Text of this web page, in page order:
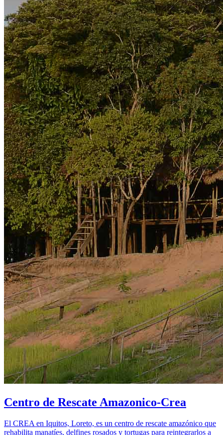
Centro de Rescate Amazonico-Crea
El CREA en Iquitos, Loreto, es un centro de rescate amazónico que
rehabilita manatíes, delfines rosados y tortugas para reintegrarlos a